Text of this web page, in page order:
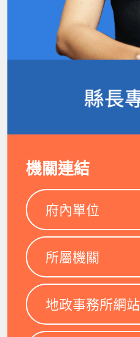
機關連結
府內單位
所屬機關
地政事務所網站